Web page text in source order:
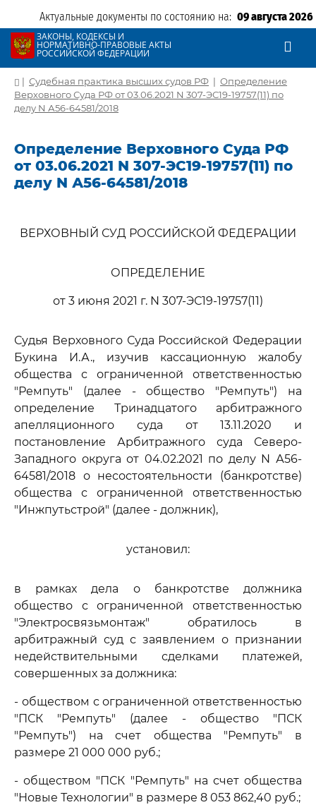
Актуальные документы по состоянию на: 09 августа 2026
ЗАКОНЫ, КОДЕКСЫ И
НОРМАТИВНО-ПРАВОВЫЕ АКТЫ
РОССИЙСКОЙ ФЕДЕРАЦИИ
| Судебная практика высших судов РФ | Определение
Верховного Суда РФ от 03.06.2021 N 307-ЭС19-19757(11) по
делу N А56-64581/2018
Определение Верховного Суда РФ
от 03.06.2021 N 307-ЭС19-19757(11) по
делу N А56-64581/2018
ВЕРХОВНЫЙ СУД РОССИЙСКОЙ ФЕДЕРАЦИИ
ОПРЕДЕЛЕНИЕ
от 3 июня 2021 г. N 307-ЭС19-19757(11)
Судья Верховного Суда Российской Федерации
Букина И.А., изучив кассационную жалобу
общества с ограниченной ответственностью
"Ремпуть" (далее - общество "Ремпуть") на
определение Тринадцатого арбитражного
апелляционного суда от 13.11.2020 и
постановление Арбитражного суда Северо-
Западного округа от 04.02.2021 по делу N А56-
64581/2018 о несостоятельности (банкротстве)
общества с ограниченной ответственностью
"Инжпутьстрой" (далее - должник),
установил:
в рамках дела о банкротстве должника
общество с ограниченной ответственностью
"Электросвязьмонтаж" обратилось в
арбитражный суд с заявлением о признании
недействительными сделками платежей,
совершенных за должника:
- обществом с ограниченной ответственностью
"ПСК "Ремпуть" (далее - общество "ПСК
"Ремпуть") на счет общества "Ремпуть" в
размере 21 000 000 руб.;
- обществом "ПСК "Ремпуть" на счет общества
"Новые Технологии" в размере 8 053 862,40 руб.;